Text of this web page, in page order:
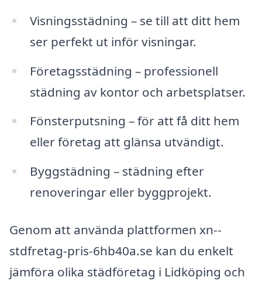
Visningsstädning – se till att ditt hem
ser perfekt ut inför visningar.
Företagsstädning – professionell
städning av kontor och arbetsplatser.
Fönsterputsning – för att få ditt hem
eller företag att glänsa utvändigt.
Byggstädning – städning efter
renoveringar eller byggprojekt.
Genom att använda plattformen xn--
stdfretag-pris-6hb40a.se kan du enkelt
jämföra olika städföretag i Lidköping och